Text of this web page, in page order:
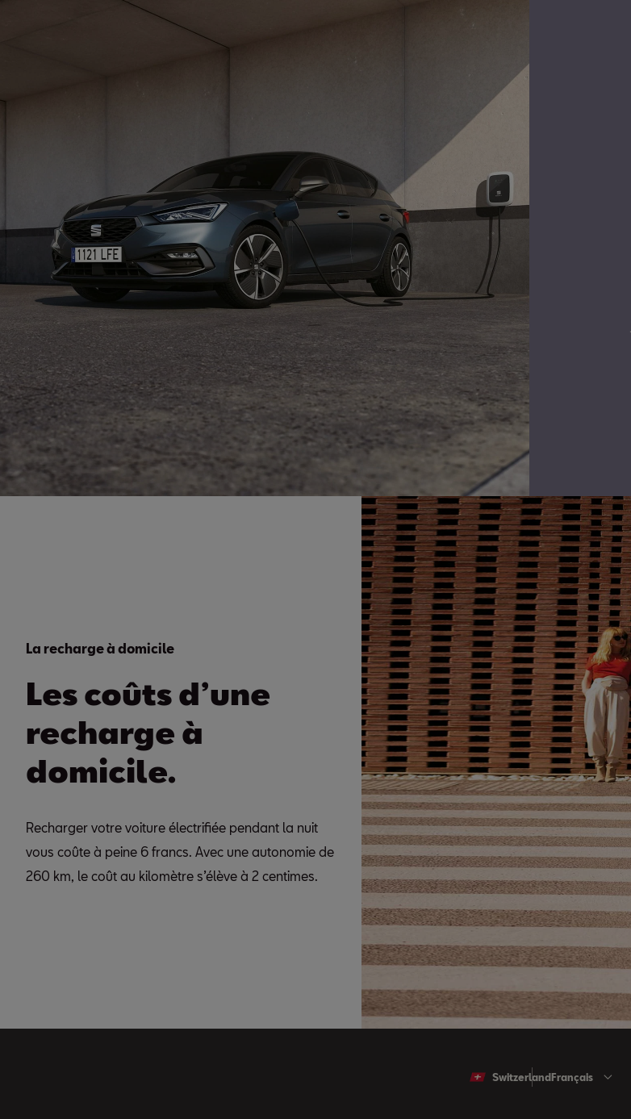
La recharge à domicile
Les coûts d’une
recharge à
domicile.
Recharger votre voiture électrifiée pendant la nuit
vous coûte à peine 6 francs. Avec une autonomie de
260 km, le coût au kilomètre s’élève à 2 centimes.
Switzerland Français